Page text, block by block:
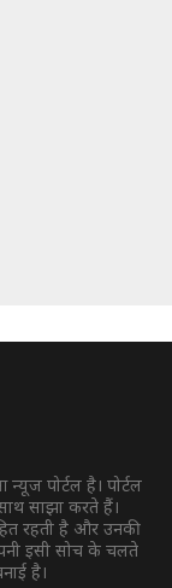
पोर्टल है। पोर्टल
साझा करते हैं।
रहती है और उनकी
इसी सोच के चलते
है।